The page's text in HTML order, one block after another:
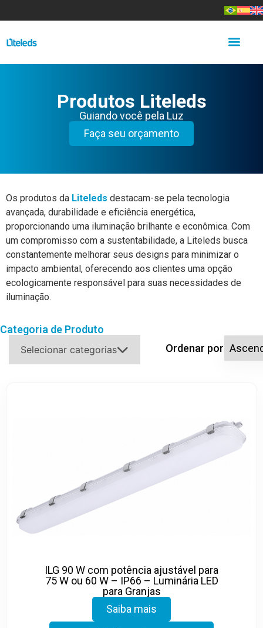
Produtos Liteleds
Guiando você pela Luz
Faça seu orçamento
Os produtos da Liteleds destacam-se pela tecnologia
avançada, durabilidade e eficiência energética,
proporcionando uma iluminação brilhante e econômica. Com
um compromisso com a sustentabilidade, a Liteleds busca
constantemente melhorar seus designs para minimizar o
impacto ambiental, oferecendo aos clientes uma opção
ecologicamente responsável para suas necessidades de
iluminação.
Categoria de Produto
Selecionar categorias Ordenar por
ILG 90 W com potência ajustável para
75 W ou 60 W – IP66 – Luminária LED
para Granjas
Saiba mais